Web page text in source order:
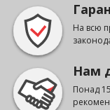
На всю
Нам
Понад